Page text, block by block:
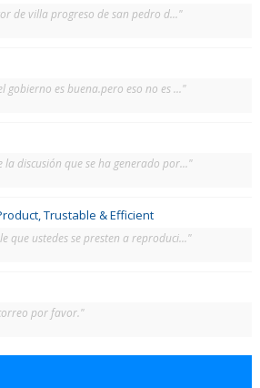
de villa progreso de san pedro d..."
gobierno es buena.pero eso no es ..."
la discusión que se ha generado por..."
Trustable & Efficient
que ustedes se presten a reproduci..."
por favor."